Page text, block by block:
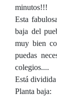
minutos!!!
Esta
baja del
muy bien
puedas
colegios....
Está dividida
Planta baja: